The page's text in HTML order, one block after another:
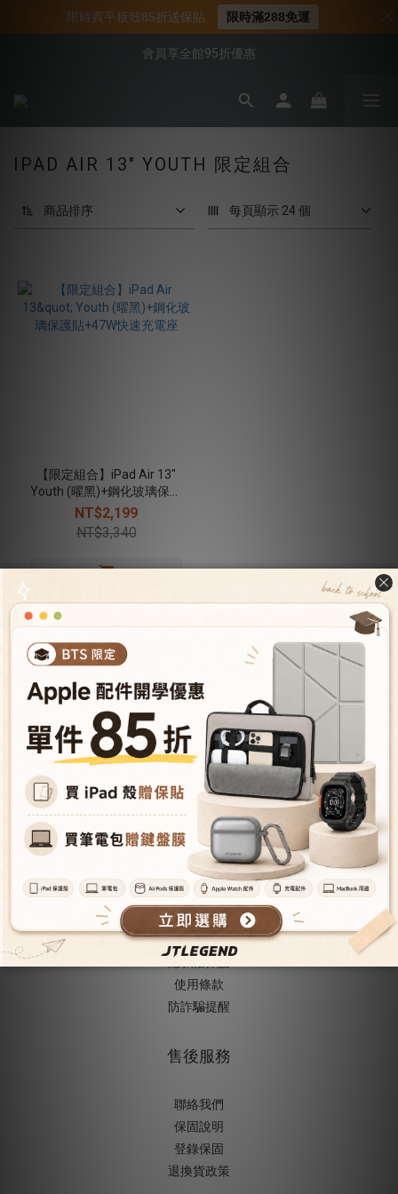
📍新客首購現折$50｜加入會員立即領取
📌年中下殺 手機殼3折起
會員享全館95折優惠
📍新客首購現折$50｜加入會員立即領取
IPAD AIR 13" YOUTH 限定組合
商品排序 每頁顯示 24 個
【限定組合】iPad Air 13"
Youth (曜黑)+鋼化玻璃保護
貼+47W快速充電座
NT$2,199
NT$3,340
關於JTLEGEND
成為VIP會員
型號導覽
會員推薦機制
成為經銷商
授權經銷據點
人才招募
購物與配送
購物須知
隱私權保護
使用條款
防詐騙提醒
售後服務
聯絡我們
保固說明
登錄保固
退換貨政策
限時買平板殼85折送保貼 限時滿288免運